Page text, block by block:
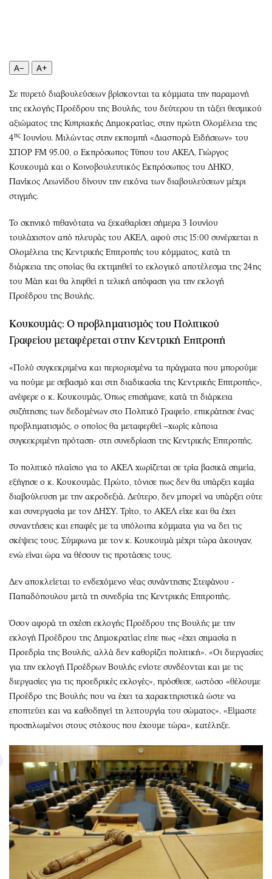
Πολιτισμός
Σινεμά
Θέατρο-Χορός
Μουσική
Εικαστικά
Χειρόγραφα
Wine routes
Podcasts
Uncut
Προσφορές
Προσωπικότητες στην ''Κ''
Επιστολές
A− A+
Σε πυρετό διαβουλεύσεων βρίσκονται τα κόμματα την παραμονή
της εκλογής Προέδρου της Βουλής, του δεύτερου τη τάξει θεσμικού
αξιώματος της Κυπριακής Δημοκρατίας, στην πρώτη Ολομέλεια της
4ης Ιουνίου. Μιλώντας στην εκπομπή «Διασπορά Ειδήσεων» του
ΣΠΟΡ FM 95.00, o Εκπρόσωπος Τύπου του ΑΚΕΛ, Γιώργος
Κουκουμά και ο Κοινοβουλευτικός Εκπρόσωπος του ΔΗΚΟ,
Πανίκος Λεωνίδου δίνουν την εικόνα των διαβουλεύσεων μέχρι
στιγμής.
Το σκηνικό πιθανότατα να ξεκαθαρίσει σήμερα 3 Ιουνίου
τουλάχιστον από πλευράς του ΑΚΕΛ, αφού στις 15:00 συνέρχεται η
Ολομέλεια της Κεντρικής Επιτροπής του κόμματος, κατά τη
διάρκεια της οποίας θα εκτιμηθεί το εκλογικό αποτέλεσμα της 24ης
του Μάη και θα ληφθεί η τελική απόφαση για την εκλογή
Προέδρου της Βουλής.
Κουκουμάς: Ο προβληματισμός του Πολιτικού
Γραφείου μεταφέρεται στην Κεντρική Επιτροπή
«Πολύ συγκεκριμένα και περιορισμένα τα πράγματα που μπορούμε
να πούμε με σεβασμό και στη διαδικασία της Κεντρικής Επιτροπής»,
ανέφερε ο κ. Κουκουμάς. Όπως επισήμανε, κατά τη διάρκεια
συζήτησης των δεδομένων στο Πολιτικό Γραφείο, επικράτησε ένας
προβληματισμός, ο οποίος θα μεταφερθεί –χωρίς κάποια
συγκεκριμένη πρόταση- στη συνεδρίαση της Κεντρικής Επιτροπής.
Το πολιτικό πλαίσιο για το ΑΚΕΛ χωρίζεται σε τρία βασικά σημεία,
εξήγησε ο κ. Κουκουμάς. Πρώτο, τόνισε πως δεν θα υπάρξει καμία
διαβούλευση με την ακροδεξιά. Δεύτερο, δεν μπορεί να υπάρξει ούτε
και συνεργασία με τον ΔΗΣΥ. Τρίτο, το ΑΚΕΛ είχε και θα έχει
συναντήσεις και επαφές με τα υπόλοιπα κόμματα για να δει τις
σκέψεις τους. Σύμφωνα με τον κ. Κουκουμά μέχρι τώρα άκουγαν,
ενώ είναι ώρα να θέσουν τις προτάσεις τους.
Δεν αποκλείεται το ενδεχόμενο νέας συνάντησης Στεφάνου -
Παπαδόπουλου μετά τη συνεδρία της Κεντρικής Επιτροπής.
Όσον αφορά τη σχέση εκλογής Προέδρου της Βουλής με την
εκλογή Προέδρου της Δημοκρατίας είπε πως «έχει σημασία η
Προεδρία της Βουλής, αλλά δεν καθορίζει πολιτική». «Οι διεργασίες
για την εκλογή Προέδρων Βουλής ενίοτε συνδέονται και με τις
διεργασίες για τις προεδρικές εκλογές», πρόσθεσε, ωστόσο «θέλουμε
Προέδρο της Βουλής που να έχει τα χαρακτηριστικά ώστε να
εποπτεύει και να καθοδηγεί τη λειτουργία του σώματος». «Είμαστε
προσηλωμένοι στους στόχους που έχουμε τώρα», κατέληξε.